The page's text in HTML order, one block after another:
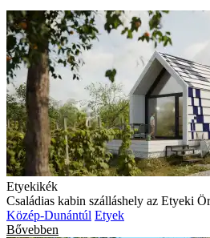
Etyekikék
Családias kabin szálláshely az Etyeki
Közép-Dunántúl Etyek
Bővebben